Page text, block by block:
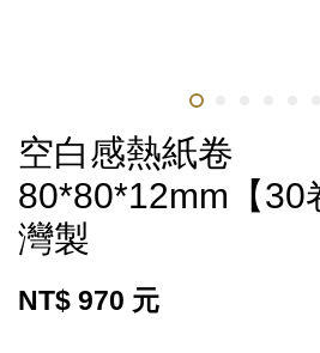
空白感熱紙卷
80*80*12mm【30
灣製
NT$ 970 元